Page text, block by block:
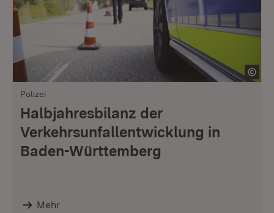
Polizei
Halbjahresbilanz der
Verkehrsunfallentwicklung in
Baden-Württemberg
Mehr